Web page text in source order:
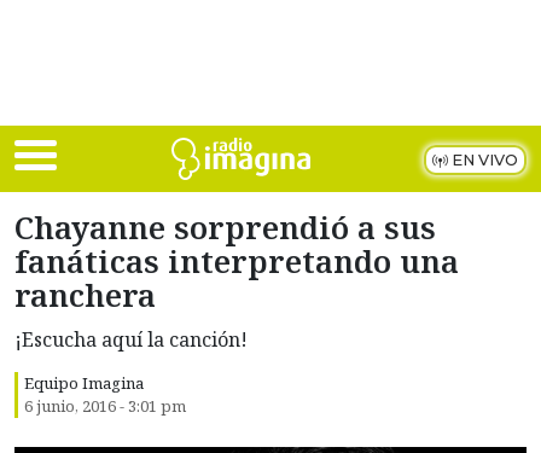
EN VIVO
Chayanne sorprendió a sus
fanáticas interpretando una
ranchera
¡Escucha aquí la canción!
Equipo Imagina
6 junio, 2016 - 3:01 pm